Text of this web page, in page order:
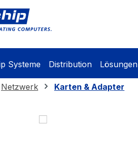
springen
Systeme Distribution Lösungen
Netzwerk Karten & Adapter